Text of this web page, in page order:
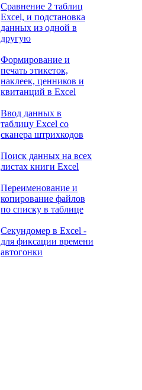
Сравнение 2 таблиц
Excel, и подстановка
данных из одной в
другую
Формирование и
печать этикеток,
наклеек, ценников и
квитанций в Excel
Ввод данных в
таблицу Excel со
сканера штрихкодов
Поиск данных на всех
листах книги Excel
Переименование и
копирование файлов
по списку в таблице
Секундомер в Excel -
для фиксации времени
автогонки